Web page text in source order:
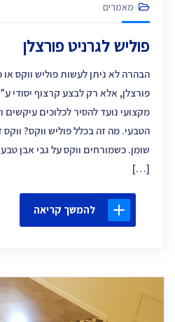
מאמרים
פוליש לגרניט פורצלן
הבהרה לא ניתן לעשות פוליש ווקס
פורצלן, אלא רק לבצע קרצוף יסודי
מקצועי נועד להסיר לכלוכים
הטבעי. מה זה בכלל פוליש ווקס? ווקס
שומן. כשמורחים ווקס על גבי אבן
[…]
להמשך קריאה